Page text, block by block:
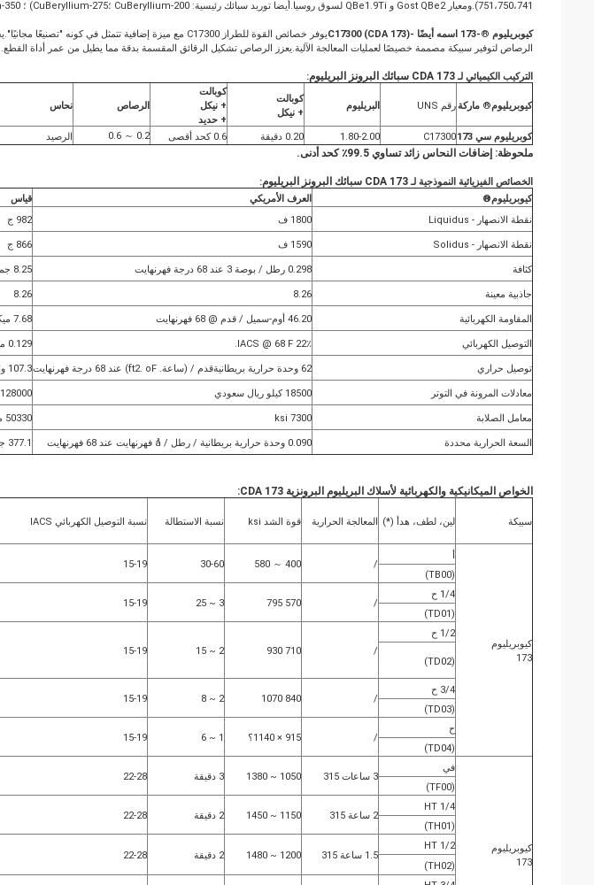
751،750،741).ومعيار Gost QBe2 و QBe1.9Ti لسوق روسيا.أيضا توريد سبائك رئيسية: CuBeryllium-200 ؛CuBeryllium-275) ؛ CuBeryllium-350 و Cuberyllium-400 لمصنع عالمي.
كيوبريليوم ®-173 اسمه أيضًا -C17300 (CDA 173)
الرصاص لتوفير سبيكة مصممة خصيصًا لعمليات المعالجة الآلية.يعزز الرصاص تشكيل الرقائق المقسمة بدقة مما يطيل من عمر أداة القطع.
التركيب الكيميائي لـ CDA 173 سبائك البرونز البريليوم :
كيوبريليوم® ماركةرقم UNS البريليوم
كوبالت
+ نيكل
كوبالت
+ نيكل
+ حديد
الرصاص نحاس
كوبريليوم سي 173 C17300
1.80-2.00 0.20 دقيقة 0.6 كحد أقصى 0.2 ～ 0.6 الرصيد
ملحوظة: إضافات النحاس زائد تساوي 99.5٪ كحد أدنى.
الخصائص الفيزيائية النموذجية لـ CDA 173 سبائك البرونز البريليوم
:
كيوبريليوم® العرف الأمريكي
قياس
نقطة الانصهار - Liquidus
1800 ف 982 ج
نقطة الانصهار - Solidus 1590 ف 866 ج
كثافة 0.298 رطل / بوصة 3 عند 68 درجة فهرنهايت 8.25 جم / سم 3 عند 20 درجة مئوية
جاذبية معينة 8.26
8.26
المقاومة الكهربائية 46.20 أوم-سميل / قدم @ 68 فهرنهايت 7.68 ميكرومتر سم عند 20 درجة مئوية
التوصيل الكهربائي 22٪ IACS @ 68 F. 0.129 ميغا سيمنز / سم @ 20 درجة مئوية
توصيل حراري 62 وحدة حرارية بريطانيةقدم / (ساعة. ft2. oF) عند 68 درجة فهرنهايت 107.3 واط / م.موافق عند 20 درجة مئوية
معادلات المرونة في التوتر 18500 كيلو ريال سعودي 128000 ميجا باسكال
معامل الصلابة 7300 ksi 50330 ميجا باسكال
السعة الحرارية محددة 0.090 وحدة حرارية بريطانية / رطل / å فهرنهايت عند 68 فهرنهايت 377.1 جول / كجم.å¡K عند 293 ك
الخواص الميكانيكية والكهربائية لأسلاك البريليوم البرونزية CDA 173:
سبيكة لين، لطف، هدأ (*) المعالجة الحرارية قوة الشد ksi نسبة الاستطالة نسبة التوصيل الكهربائي IACS
كيوبريليوم
173
أ
/
400 ～ 580
30-60
15-19
(TB00)
1/4 ح
/
570 795
3 ~ 25
15-19
(TD01)
1/2 ح
/
710 930
2 ~ 15
15-19
(TD02)
3/4 ح
/
840 1070
2 ~ 8
15-19
(TD03)
ح
/ 915 × 1140؟ 1 ~ 6
15-19
(TD04)
كيوبريليوم
173
في
3 ساعات 315 1050 ~ 1380 3 دقيقة
22-28
(TF00)
1/4 HT
2 ساعة 315 1150 ~ 1450 2 دقيقة
22-28
(TH01)
1/2 HT
1.5 ساعة 315
1200 ~ 1480 2 دقيقة
22-28
(TH02)